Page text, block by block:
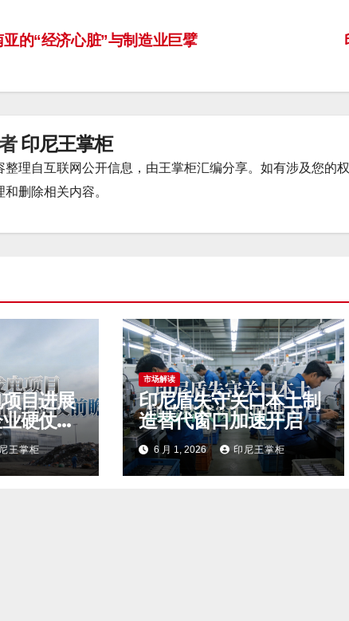
的“经济心脏”与制造业巨擘
印尼王掌柜
整理自互联网公开信息，由王掌柜汇编分享。如有涉及您的
和删除相关内容。
目进展
硬仗前
王掌柜
市场解读
印尼盾失守关口本土制
造替代窗口加速开启
6 月 1, 2026 印尼王掌柜